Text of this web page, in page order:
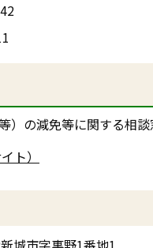
）の減免等に関する相
ト）